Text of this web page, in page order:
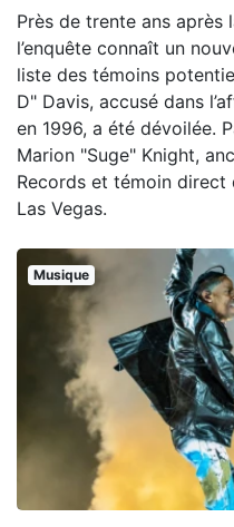
Près de trente ans après
l’enquête connaît un
liste des témoins
D" Davis, accusé dans
en 1996, a été dévoilée.
Marion "Suge" Knight,
Records et témoin direct
Las Vegas.
Musique